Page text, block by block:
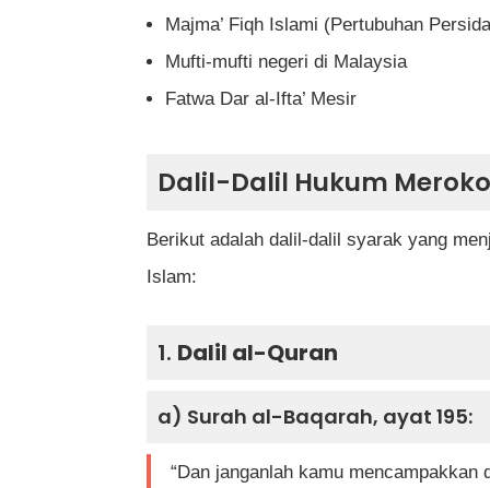
Majma’ Fiqh Islami (Pertubuhan
Mufti-mufti negeri di Malaysia
Fatwa Dar al-Ifta’ Mesir
Dalil-Dalil Hukum
Berikut adalah dalil-dalil syarak yang
Islam:
1. Dalil al-Quran
a) Surah al-Baqarah, ayat 195:
“Dan janganlah kamu mencampakkan